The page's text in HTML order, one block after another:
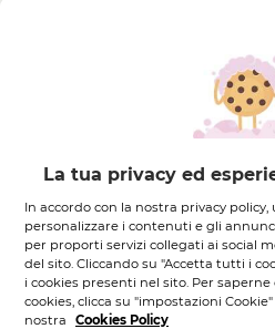
Complesso Vegetale
Fiordaliso Bio
Descrizione
Un ombretto stylo facile da
qualsiasi prova della vita: è l’
La tua privacy ed
In accordo con la nostra privacy
personalizzare i contenuti e gli
per proporti servizi collegati ai social
del sito. Cliccando su "Accetta tutti i
i cookies presenti nel sito. Per
cookies, clicca su "impostazioni
nostra
Cookies Policy